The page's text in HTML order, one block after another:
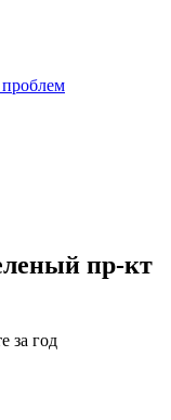
проблем
пр-кт
за год